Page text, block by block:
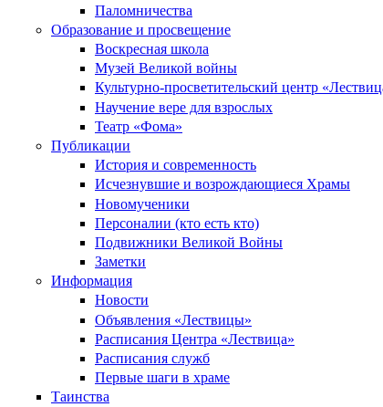
Паломничества
Образование и просвещение
Воскресная школа
Музей Великой войны
Культурно-просветительский центр
Научение вере для взрослых
Театр «Фома»
Публикации
История и современность
Исчезнувшие и возрождающиеся Храмы
Новомученики
Персоналии (кто есть кто)
Подвижники Великой Войны
Заметки
Информация
Новости
Объявления «Лествицы»
Расписания Центра «Лествица»
Расписания служб
Первые шаги в храме
Таинства